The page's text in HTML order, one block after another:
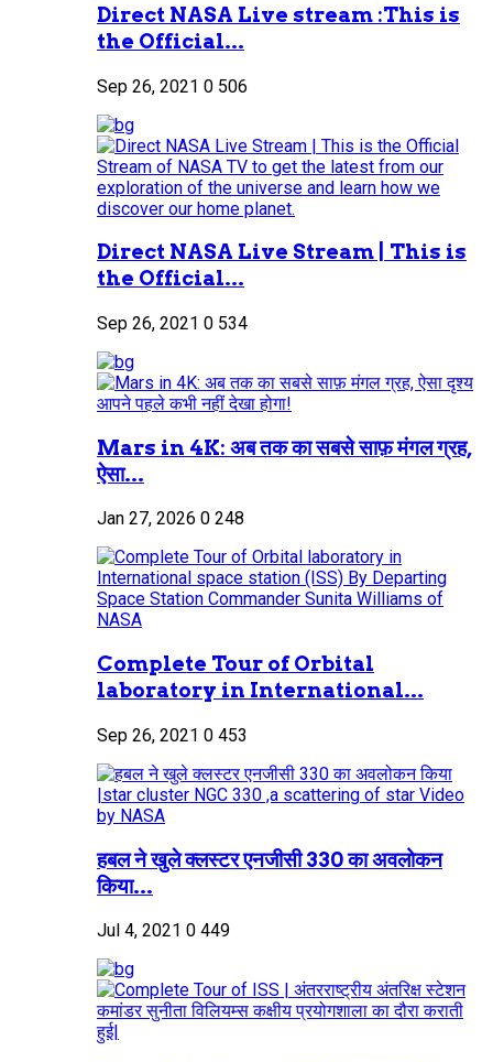
Direct NASA Live stream :This is
the Official...
Sep 26, 2021 0 506
Direct NASA Live Stream | This is
the Official...
Sep 26, 2021 0 534
Mars in 4K: अब तक का सबसे साफ़ मंगल ग्रह,
ऐसा...
Jan 27, 2026 0 248
Complete Tour of Orbital
laboratory in International...
Sep 26, 2021 0 453
हबल ने खुले क्लस्टर एनजीसी 330 का अवलोकन
किया...
Jul 4, 2021 0 449